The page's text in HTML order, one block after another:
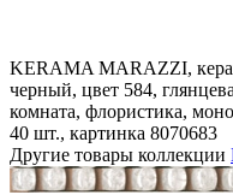
KERAMA MARAZZI,
черный, цвет 584,
комната, флористика,
40 шт., картинка 8070683
Другие товары коллекции